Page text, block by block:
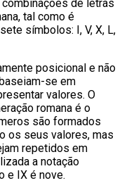
de letras
tal como é
símbolos: I, V, X, L,
posicional e não
se em
valores. O
romana é o
são formados
os seus valores, mas
repetidos em
a notação
e IX é nove.